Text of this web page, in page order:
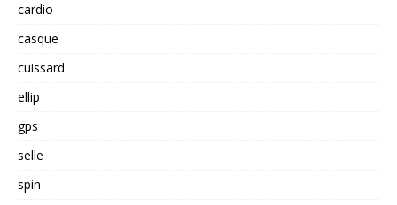
cardio
casque
cuissard
ellip
gps
selle
spin